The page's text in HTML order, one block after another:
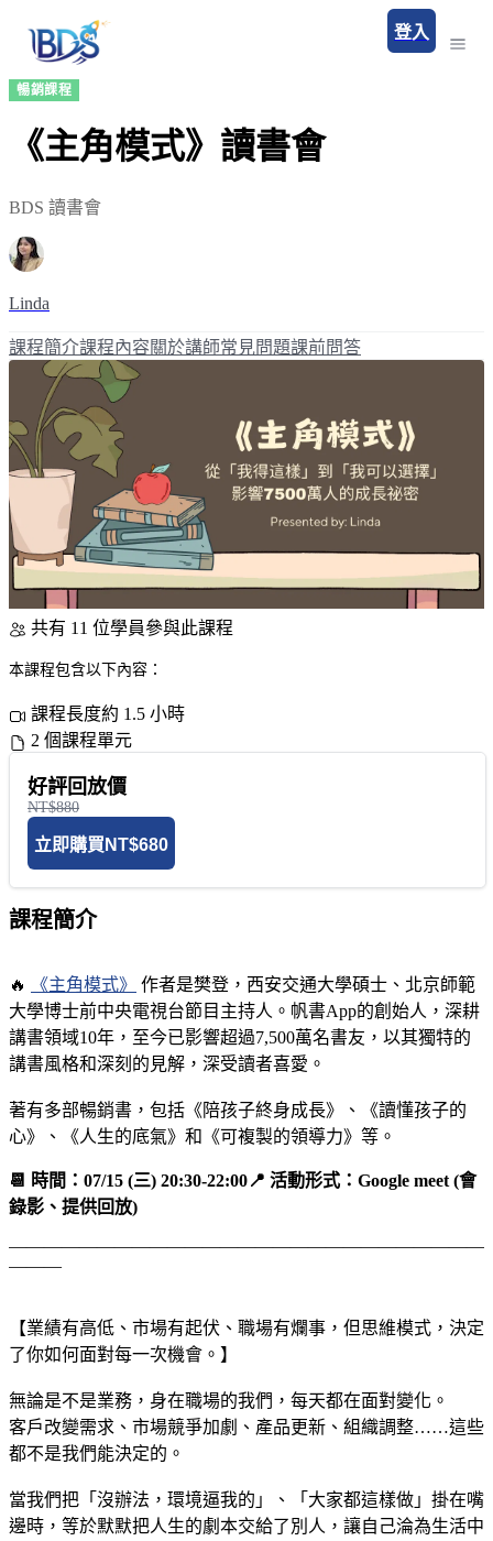
登入
暢銷課程
《主角模式》讀書會
BDS 讀書會
Linda
課程簡介課程內容關於講師常見問題課前問答
共有 11 位學員參與此課程
本課程包含以下內容：
課程長度約 1.5 小時
2 個課程單元
好評回放價
NT$880
立即購買 NT$680
課程簡介
🔥 《主角模式》
作者是樊登，西安交通大學碩士、北京師範
大學博士前中央電視台節目主持人。帆書App的創始人，深耕
講書領域10年，至今已影響超過7,500萬名書友，以其獨特的
講書風格和深刻的見解，深受讀者喜愛。
著有多部暢銷書，包括《陪孩子終身成長》、《讀懂孩子的
心》、《人生的底氣》和《可複製的領導力》等。
📆 時間：07/15 (三) 20:30-22:00📍 活動形式：Google meet (會
錄影、提供回放)
———————————————————————————
———
【業績有高低、市場有起伏、職場有爛事，但思維模式，決定
了你如何面對每一次機會。】
無論是不是業務，身在職場的我們，每天都在面對變化。
客戶改變需求、市場競爭加劇、產品更新、組織調整……這些
都不是我們能決定的。
當我們把「沒辦法，環境逼我的」、「大家都這樣做」掛在嘴
邊時，等於默默把人生的劇本交給了別人，讓自己淪為生活中